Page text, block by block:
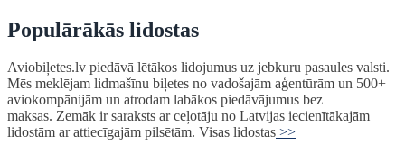
Populārākās lidostas
Aviobiļetes.lv piedāvā lētākos lidojumus uz jebkuru pasaules valsti.
Mēs meklējam lidmašīnu biļetes no vadošajām aģentūrām un 500+
aviokompānijām un atrodam labākos piedāvājumus bez
maksas. Zemāk ir saraksts ar ceļotāju no Latvijas iecienītākajām
lidostām ar attiecīgajām pilsētām. Visas lidostas >>